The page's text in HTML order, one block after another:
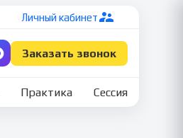
Личный кабинет
Заказать звонок
Практика Сессия